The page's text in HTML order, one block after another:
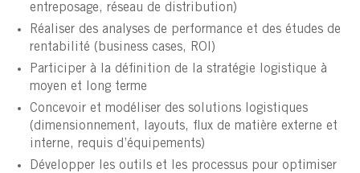
entreposage, réseau de distribution)
Réaliser des analyses de performance et des études de
rentabilité (business cases, ROI)
Participer à la définition de la stratégie logistique à
moyen et long terme
Concevoir et modéliser des solutions logistiques
(dimensionnement, layouts, flux de matière externe et
interne, requis d’équipements)
Développer les outils et les processus pour optimiser